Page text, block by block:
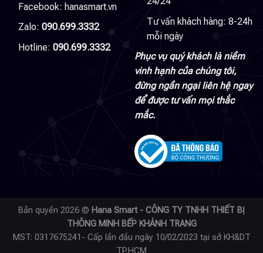
Facebook: hanasmart.vn
Zalo: 090.699.3332
Hotline: 090.699.3332
Tư vấn khách hàng: 8-24h
mỗi ngày
Phục vụ quý khách là niềm
vinh hạnh của chúng tôi,
đừng ngần ngại liên hệ ngay
để được tư vấn mọi thắc
mắc.
Bản quyền 2026 © Hana Smart - CÔNG TY TNHH THIẾT BỊ
THÔNG MINH BẾP KHÁNH TRANG
MST: 0317675241- Cấp lần đầu ngày 10/02/2023 tại sở KH&DT
TP.HCM